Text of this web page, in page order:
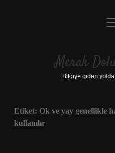
Yasal
Merak
Bilgiye giden yolda
Etiket: Ok ve yay genellikle
kullanılır